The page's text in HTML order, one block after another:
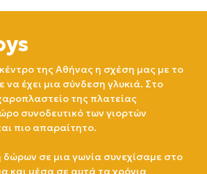
της Αθήνας η σχέση μας με το
να έχει μια σύνδεση γλυκιά. Στο
της πλατείας
συνοδευτικό των γιορτών
πιο απαραίτητο.
σε μια γωνία συνεχίσαμε στο
και μέσα σε αυτά τα χρόνια